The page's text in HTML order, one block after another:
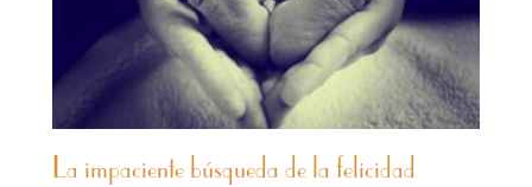
La impaciente búsqueda de la felicidad